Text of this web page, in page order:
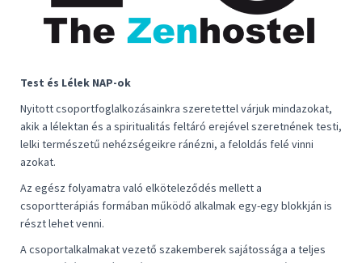
Test és Lélek NAP-ok
Nyitott csoportfoglalkozásainkra szeretettel várjuk mindazokat,
akik a lélektan és a spiritualitás feltáró erejével szeretnének testi,
lelki természetű nehézségeikre ránézni, a feloldás felé vinni
azokat.
Az egész folyamatra való elköteleződés mellett a
csoportterápiás formában működő alkalmak egy-egy blokkján is
részt lehet venni.
A csoportalkalmakat vezető szakemberek sajátossága a teljes